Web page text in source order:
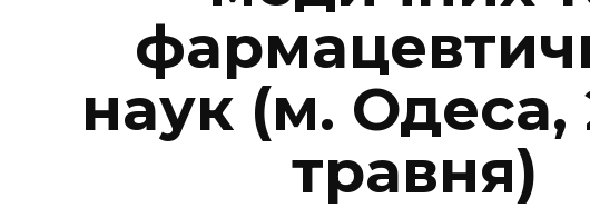
наук (м. Одеса,
травня)